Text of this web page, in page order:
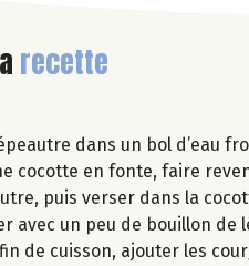
recette
dans un bol d’eau
cocotte en fonte, faire
puis verser dans la
avec un peu de bouillon
de cuisson, ajouter les